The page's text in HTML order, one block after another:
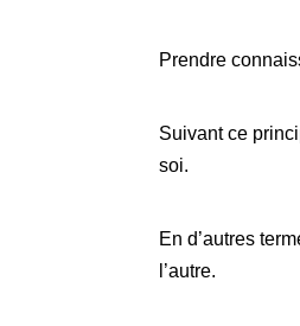
Prendre
Suivant ce
soi.
En d’autres
l’autre.